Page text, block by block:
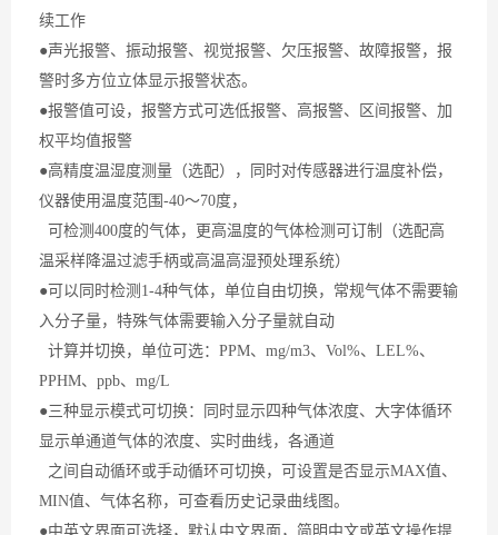
续工作
●声光报警、振动报警、视觉报警、欠压报警、故障报警，报
警时多方位立体显示报警状态。
●报警值可设，报警方式可选低报警、高报警、区间报警、加
权平均值报警
●高精度温湿度测量（选配），同时对传感器进行温度补偿，
仪器使用温度范围-40～70度，
可检测400度的气体，更高温度的气体检测可订制（选配高
温采样降温过滤手柄或高温高湿预处理系统）
●可以同时检测1-4种气体，单位自由切换，常规气体不需要输
入分子量，特殊气体需要输入分子量就自动
计算并切换，单位可选：PPM、mg/m3、Vol%、LEL%、
PPHM、ppb、mg/L
●三种显示模式可切换：同时显示四种气体浓度、大字体循环
显示单通道气体的浓度、实时曲线，各通道
之间自动循环或手动循环可切换，可设置是否显示MAX值、
MIN值、气体名称，可查看历史记录曲线图。
●中英文界面可选择，默认中文界面，简明中文或英文操作提